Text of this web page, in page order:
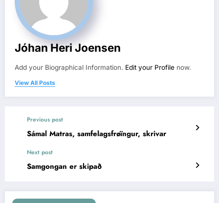
Jóhan Heri Joensen
Add your Biographical Information. Edit your Profile now.
View All Posts
Previous post
Sámal Matras, samfelagsfrøïngur, skrivar
Next post
Samgongan er skipað